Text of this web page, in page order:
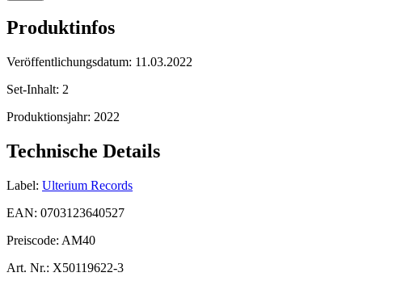
Produktinfos
Veröffentlichungsdatum: 11.03.2022
Set-Inhalt: 2
Produktionsjahr: 2022
Technische Details
Label: Ulterium Records
EAN: 0703123640527
Preiscode: AM40
Art. Nr.: X50119622-3